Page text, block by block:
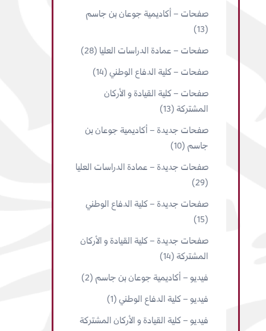
صفحات – أكاديمية جوعان بن جاسم
(13)
صفحات – عمادة الدراسات العليا (28)
صفحات – كلية الدفاع الوطني (14)
صفحات – كلية القيادة و الأركان
المشتركة (13)
صفحات جديدة – أكاديمية جوعان بن
جاسم (10)
صفحات جديدة – عمادة الدراسات العليا
(29)
صفحات جديدة – كلية الدفاع الوطني
(15)
صفحات جديدة – كلية القيادة و الأركان
المشتركة (14)
فيديو – أكاديمية جوعان بن جاسم (2)
فيديو – كلية الدفاع الوطني (1)
فيديو – كلية القيادة و الأركان المشتركة